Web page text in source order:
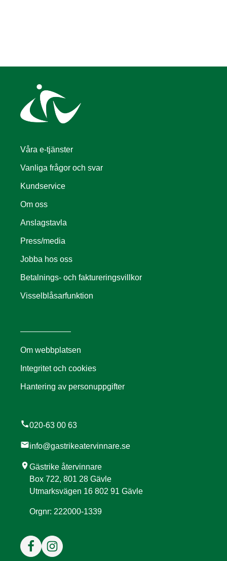
Våra e-tjänster
Vanliga frågor och svar
Kundservice
Om oss
Anslagstavla
Press/media
Jobba hos oss
Betalnings- och faktureringsvillkor
Visselblåsarfunktion
Om webbplatsen
Integritet och cookies
Hantering av personuppgifter
call020-63 00 63
mailinfo@gastrikeatervinnare.se
location_onGästrike återvinnare
Box 722, 801 28 Gävle
Utmarksvägen 16 802 91 Gävle
Orgnr: 222000-1339